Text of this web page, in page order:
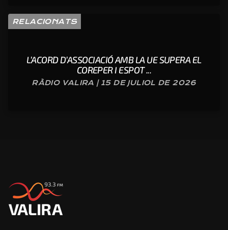
RELACIONATS
L’ACORD D’ASSOCIACIÓ AMB LA UE SUPERA EL
COREPER I ESPOT ...
RÀDIO VALIRA | 15 DE JULIOL DE 2026